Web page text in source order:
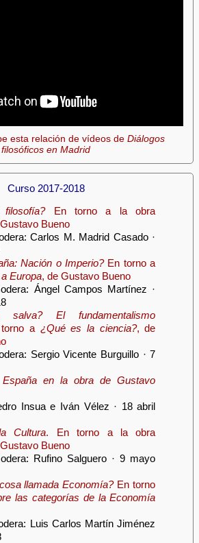
esta relación de vídeos de Diálogos
filosóficos en Madrid
Curso 2017-2018
En torno a la obra
Bueno
Carlos M. Madrid Casado ·
Nación o Imperio?En torno a
Europa, de Gustavo Bueno
Ángel Campos Martínez ·
salva? El fundamentalismo
a ¿Qué es la ciencia?, de
Sergio Vicente Burguillo · 7
en la obra de Gustavo
Insua e Iván Vélez · 18 abril
Cultura. En torno a la obra
Bueno
Rufino Salguero · 9 mayo
llamada Economía?En torno
las categorías de la Economía
Luis Carlos Martín Jiménez